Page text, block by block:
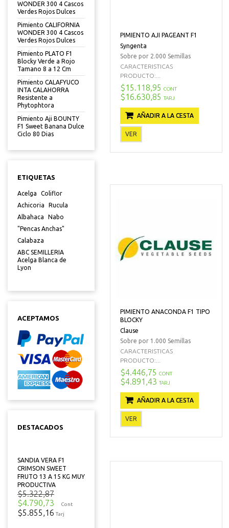
WONDER 300 4 Cascos
Verdes Rojos Dulces
Pimiento CALIFORNIA
WONDER 300 4 Cascos
Verdes Rojos Dulces
Pimiento PLATO F1
Blocky Verde a Rojo
Tamano 8 a 12 Cm
Pimiento CALAFYUCO
INTA CALAHORRA
Resistente a
Phytophtora
Pimiento Aji BOUNTY
F1 Sweet Banana Dulce
Ciclo 80 Dias
ETIQUETAS
Acelga
Coliflor
Achicoria
Rucula
Albahaca
Nabo
"Pencas Anchas"
Calabaza
ABC SEMILLERIA
Acelga Blanca de
Lyon
ACEPTAMOS
DESTACADOS
SANDIA VERA F1
CRIMSON SWEET
FRUTO 13 A 15 KG MUY
PRODUCTIVA
$5.322,87
$4.790,73
Cont
$5.855,16 Tarj
PIMIENTO AJI PAGEANT F1
Syngenta
Sobre por 2.000 Semillas
CARACTERISTICAS
PRODUCTO:...
$15.118,95 CONT
$16.630,85 TARJ
AÑADIR A LA CESTA
VER
PIMIENTO ANACONDA F1 TIPO
BLOCKY
Clause
Sobre por 1.000 Semillas
CARACTERISTICAS
PRODUCTO:...
$4.446,75 CONT
$4.891,43 TARJ
AÑADIR A LA CESTA
VER